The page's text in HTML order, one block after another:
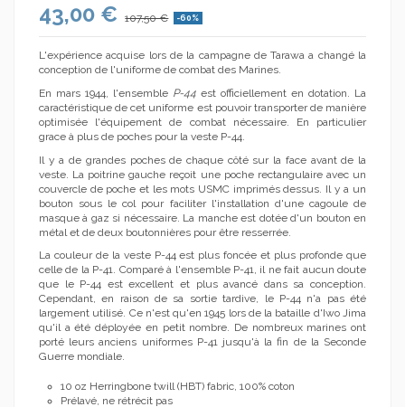
(1 avis)
43,00 € 107,50 € -60%
L'expérience acquise lors de la campagne de Tarawa a changé la
conception de l'uniforme de combat des Marines.
En mars 1944, l'ensemble P-44 est officiellement en dotation. La
caractéristique de cet uniforme est pouvoir transporter de manière
optimisée l'équipement de combat nécessaire. En particulier
grace à plus de poches pour la veste P-44.
Il y a de grandes poches de chaque côté sur la face avant de la
veste. La poitrine gauche reçoit une poche rectangulaire avec un
couvercle de poche et les mots USMC imprimés dessus. Il y a un
bouton sous le col pour faciliter l'installation d'une cagoule de
masque à gaz si nécessaire. La manche est dotée d'un bouton en
métal et de deux boutonnières pour être resserrée.
La couleur de la veste P-44 est plus foncée et plus profonde que
celle de la P-41. Comparé à l'ensemble P-41, il ne fait aucun doute
que le P-44 est excellent et plus avancé dans sa conception.
Cependant, en raison de sa sortie tardive, le P-44 n'a pas été
largement utilisé. Ce n'est qu'en 1945 lors de la bataille d'Iwo Jima
qu'il a été déployée en petit nombre. De nombreux marines ont
porté leurs anciens uniformes P-41 jusqu'à la fin de la Seconde
Guerre mondiale.
10 oz Herringbone twill (HBT) fabric, 100% coton
Prélavé, ne rétrécit pas